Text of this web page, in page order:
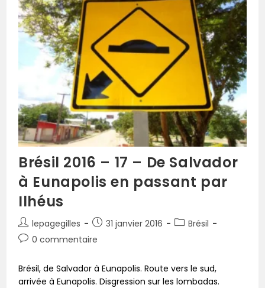
Brésil 2016 – 17 – De Salvador
à Eunapolis en passant par
Ilhéus
lepagegilles 31 janvier 2016
Brésil
0 commentaire
Brésil, de Salvador à Eunapolis. Route vers le sud,
arrivée à Eunapolis. Disgression sur les lombadas.